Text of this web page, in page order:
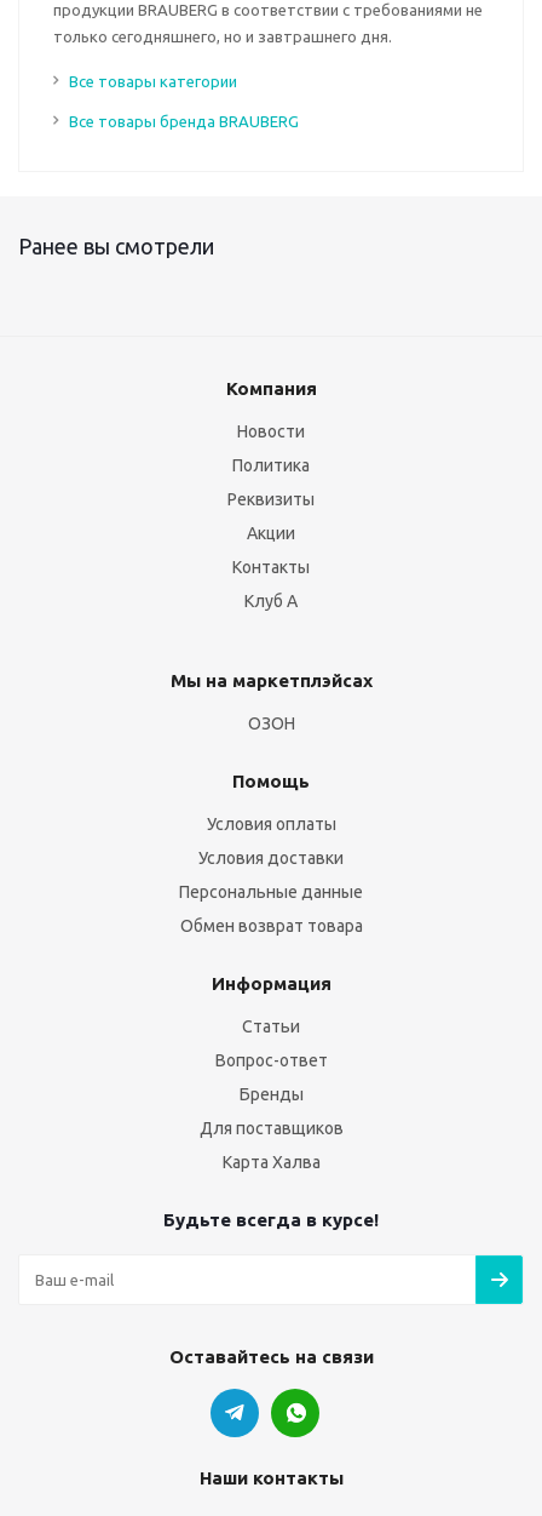
продукции BRAUBERG в соответствии с требованиями не
только сегодняшнего, но и завтрашнего дня.
Все товары категории
Все товары бренда BRAUBERG
Ранее вы смотрели
Компания
Новости
Политика
Реквизиты
Акции
Контакты
Клуб А
Мы на маркетплэйсах
ОЗОН
Помощь
Условия оплаты
Условия доставки
Персональные данные
Обмен возврат товара
Информация
Статьи
Вопрос-ответ
Бренды
Для поставщиков
Карта Халва
Будьте всегда в курсе!
Оставайтесь на связи
Наши контакты